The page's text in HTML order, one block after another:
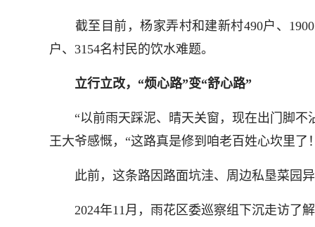
截至目前，杨家弄村和建新村490户、1900
户、3154名村民的饮水难题。
立行立改，“烦心路”变“舒心路”
“以前雨天踩泥、晴天关窗，现在出门脚不
王大爷感慨，“这路真是修到咱老百姓心坎里了
此前，这条路因路面坑洼、周边私垦菜园异
2024年11月，雨花区委巡察组下沉走访了